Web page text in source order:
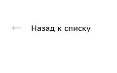
Назад к списку